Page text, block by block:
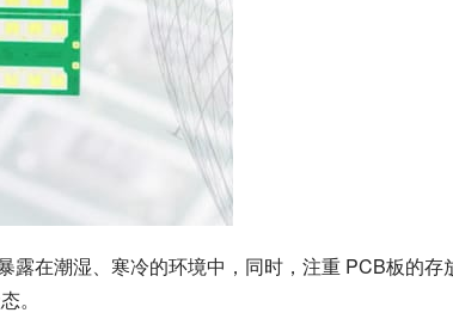
露在潮湿、寒冷的环境中，同时，注重 PCB板的存
。